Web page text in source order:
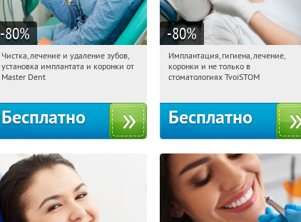
-80%
20:28:09 Получили:
Семёновская
Чистка, лечение и удаление зубов,
установка имплантата и коронки от
Master Dent
Бесплатно
-80%
20:28:09 Получили:
Цветной бульвар
Имплантация, гигиена, лечение,
коронки и не только в
стоматологиях TvoiSTOM
Бесплатно